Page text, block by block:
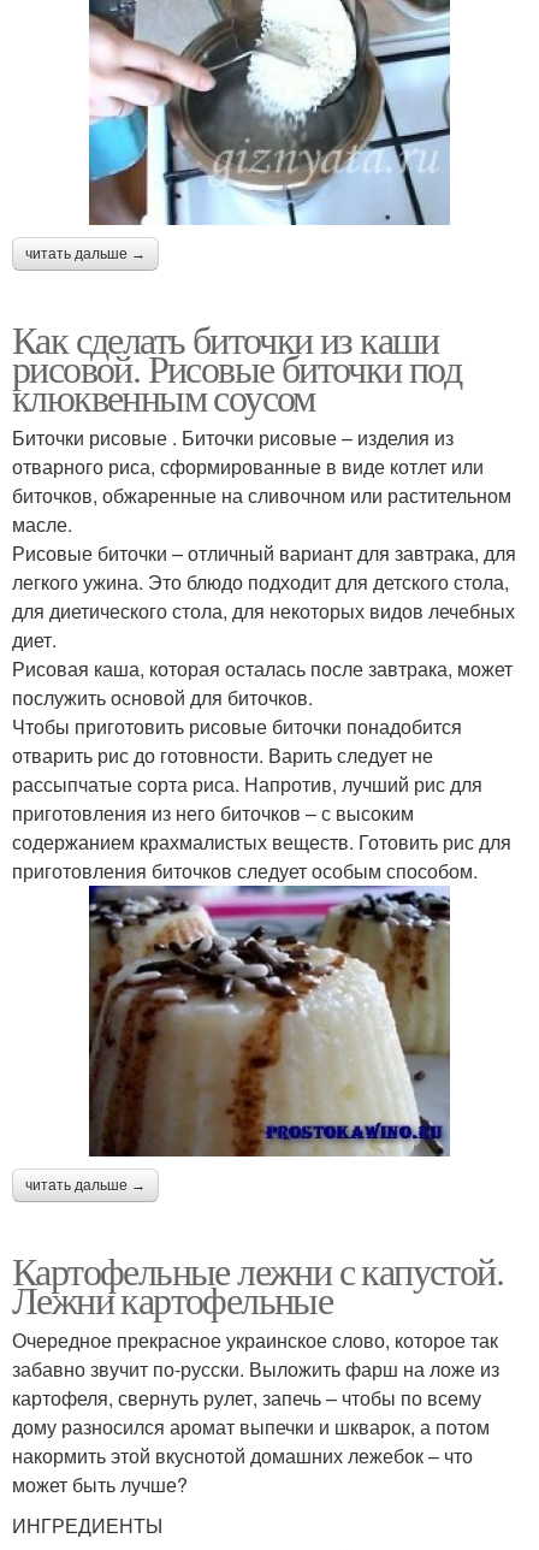
читать дальше →
Как сделать биточки из каши
рисовой. Рисовые биточки под
клюквенным соусом
Биточки рисовые . Биточки рисовые – изделия из
отварного риса, сформированные в виде котлет или
биточков, обжаренные на сливочном или растительном
масле.
Рисовые биточки – отличный вариант для завтрака, для
легкого ужина. Это блюдо подходит для детского стола,
для диетического стола, для некоторых видов лечебных
диет.
Рисовая каша, которая осталась после завтрака, может
послужить основой для биточков.
Чтобы приготовить рисовые биточки понадобится
отварить рис до готовности. Варить следует не
рассыпчатые сорта риса. Напротив, лучший рис для
приготовления из него биточков – с высоким
содержанием крахмалистых веществ. Готовить рис для
приготовления биточков следует особым способом.
читать дальше →
Картофельные лежни с капустой.
Лежни картофельные
Очередное прекрасное украинское слово, которое так
забавно звучит по-русски. Выложить фарш на ложе из
картофеля, свернуть рулет, запечь – чтобы по всему
дому разносился аромат выпечки и шкварок, а потом
накормить этой вкуснотой домашних лежебок – что
может быть лучше?
ИНГРЕДИЕНТЫ